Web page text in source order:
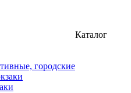
Каталог
городские